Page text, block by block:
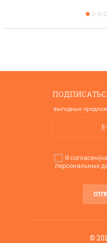
выгодных
Я
персональных
©